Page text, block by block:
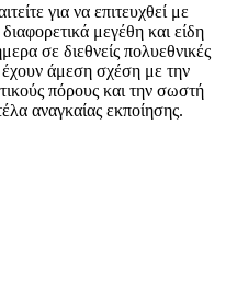
για να επιτευχθεί με
μεγέθη και είδη
σε διεθνείς πολυεθνικές
άμεση σχέση με την
πόρους και την σωστή
αναγκαίας εκποίησης.